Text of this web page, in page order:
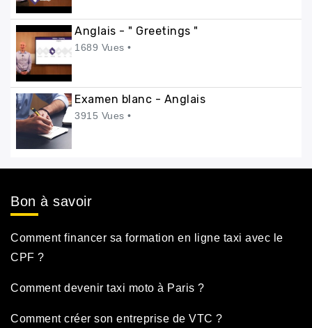
Anglais - " Greetings "
1689 Vues •
Examen blanc - Anglais
3915 Vues •
Bon à savoir
Comment financer sa formation en ligne taxi avec le
CPF ?
Comment devenir taxi moto à Paris ?
Comment créer son entreprise de VTC ?